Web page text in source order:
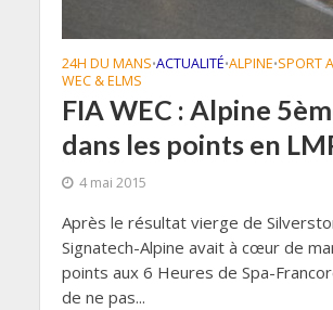
24H DU MANS•ACTUALITÉ•ALPINE•SPORT
WEC & ELMS
FIA WEC : Alpine
dans les points en
4 mai 2015
Après le résultat vierge de
Signatech-Alpine avait à cœur de
points aux 6 Heures de Spa-
de ne pas...